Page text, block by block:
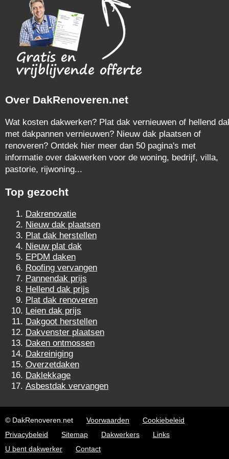
Over DakRenoveren.net
Wat kosten dakwerken? Plat dak vernieuwen of hellend
met dakpannen vernieuwen? Nieuw dak plaatsen of
renoveren? Ontdek hier meer dan 50 pagina's met
informatie over dakwerken voor de woning, bedrijf, villa,
pastorie, rijwoning...
Top gezocht
Dakrenovatie
Nieuw dak plaatsen
Plat dak herstellen
Nieuw plat dak
EPDM daken
Roofing vervangen
Pannendak prijs
Hellend dak prijs
Plat dak renoveren
Leien dak prijs
Dakgoot herstellen
Dakvenster plaatsen
Daken ontmossen
Dakreiniging
Overzetdaken
Daklekkage
Asbestdak vervangen
© DakRenoveren.net Voorwaarden
Cookiebeleid
Privacybeleid
Sitemap Dakwerkers
Links
U bent dakwerker
Contact